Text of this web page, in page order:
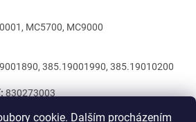
cookie. Dalším procházením
MC5700, MC9000
385.19001990, 385.19010200
830273003